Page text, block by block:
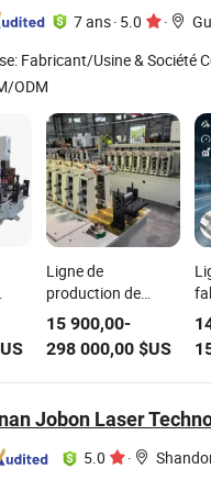
7 ans· 5.0 ·
Fabricant/Usine & Société
ODM
de
Ligne de
production de
soudage laser pour
tubes, machine de
fabrication de
tuyaux en acier
15 900,00-
298 000,00$US
Jobon Laser
5.0 ·